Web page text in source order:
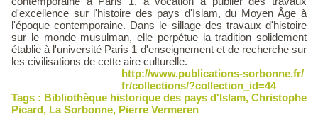
d'excellence sur l'histoire des pays d'Islam, du Moyen Âge à
l'époque contemporaine. Dans le sillage des travaux d'histoire
sur le monde musulman, elle perpétue la tradition solidement
établie à l'université Paris 1 d'enseignement et de recherche sur
les civilisations de cette aire culturelle.
http://www.publications-sorbonne.fr/
fr/collections/?collection_id=44
Tags : Bibliothèque historique des pays d'Islam, Christophe
Picard, La Sorbonne, Pierre Vermeren